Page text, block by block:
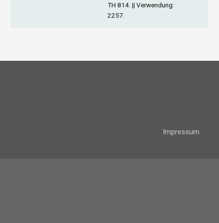
TH 814. || Verwendung:
2257.
Impressum